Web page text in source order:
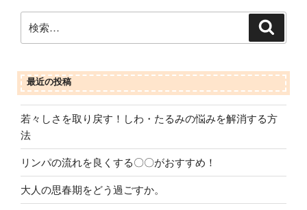
ー
シ
ン
索:
最近の投稿
若々しさを取り戻す！しわ・たるみの悩みを解消する方
法
リンパの流れを良くする〇〇がおすすめ！
大人の思春期をどう過ごすか。